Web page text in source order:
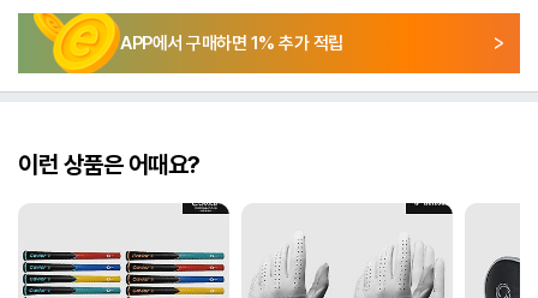
APP에서 구매하면 1% 추가 적립
이런 상품은 어때요?